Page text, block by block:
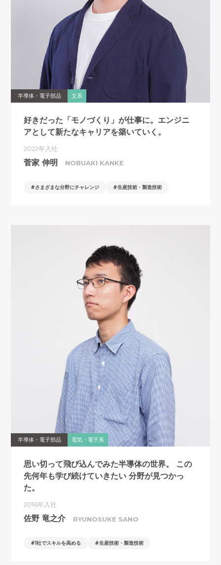
半導体・電子部品 文系
好きだった「モノづくり」が仕事に。 エンジニ
アとして新たなキャリアを築いていく。
2022年入社
菅家 伸明 NOBUAKI KANKE
さまざまな分野にチャレンジ 生産技術・製造技術
半導体・電子部品 電気・電子系
思い切って飛び込んでみた半導体の世界。
この
先何年も学び続けていきたい 分野が見つかっ
た。
2016年入社
佐野 竜之介 RYUNOSUKE SANO
1社でスキルを高める 生産技術・製造技術